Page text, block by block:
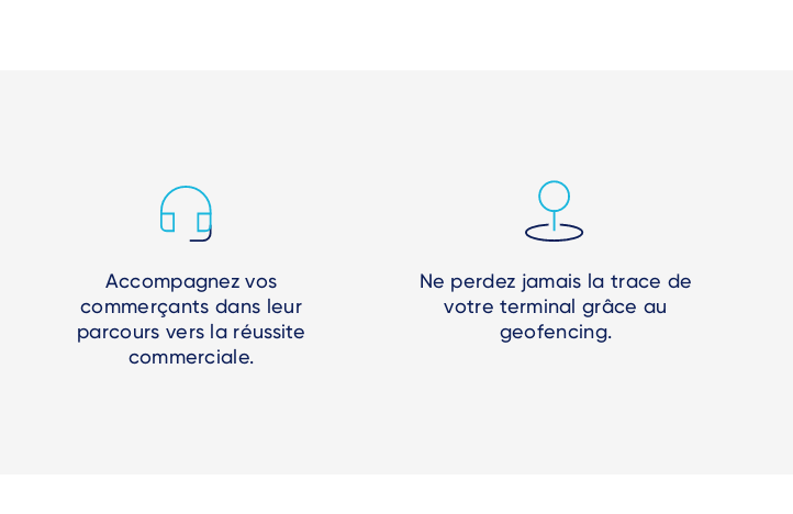
Accompagnez vos
commerçants dans leur
parcours vers la réussite
commerciale.
Ne perdez jamais la trace de
votre terminal grâce au
geofencing.